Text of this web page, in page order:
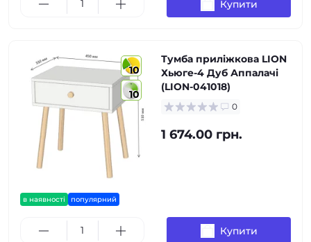
Купити
10
10
в наявності популярний
Тумба приліжкова LION
Хьюге-4 Дуб Аппалачі
(LION-041018)
0
1 674.00 грн.
Купити